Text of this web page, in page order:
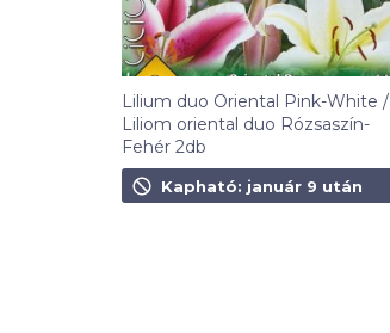
Lilium duo Oriental Pink-White /
Liliom oriental duo Rózsaszín-
Fehér 2db
1 090Ft
Kapható: január 9 után